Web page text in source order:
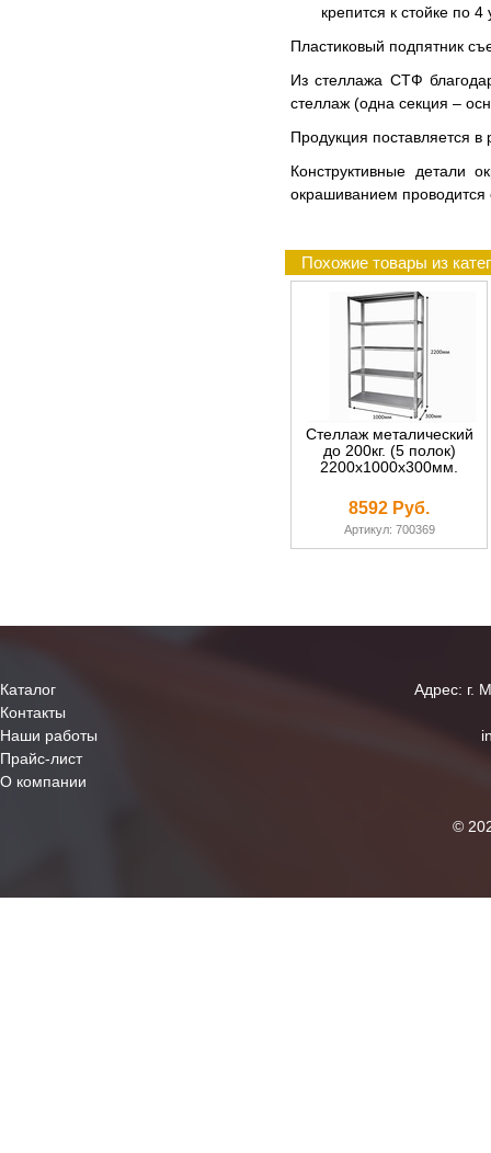
крепится к стойке по
Пластиковый подпятник
Из стеллажа СТФ
стеллаж (одна секция –
Продукция поставляется в
Конструктивные детали
окрашиванием проводится
Похожие товары из
Стеллаж металический
до 200кг. (5 полок)
2200х1000х300мм.
8592 Руб.
Артикул: 700369
Каталог
Контакты
Наши работы
Прайс-лист
О компании
Адрес: г.
©